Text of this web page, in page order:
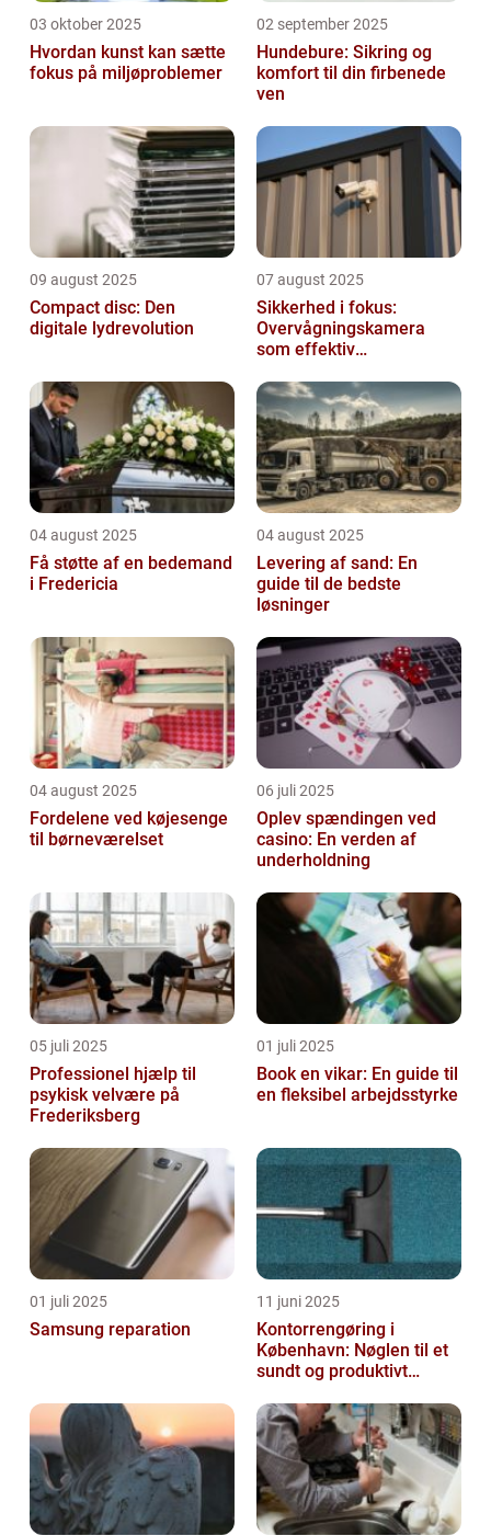
03 oktober 2025
Hvordan kunst kan sætte
fokus på miljøproblemer
02 september 2025
Hundebure: Sikring og
komfort til din firbenede
ven
09 august 2025
Compact disc: Den
digitale lydrevolution
07 august 2025
Sikkerhed i fokus:
Overvågningskamera
som effektiv
04 august 2025
Få støtte af en bedemand
i Fredericia
04 august 2025
Levering af sand: En
guide til de bedste
løsninger
04 august 2025
Fordelene ved køjesenge
til børneværelset
06 juli 2025
Oplev spændingen ved
casino: En verden af
underholdning
05 juli 2025
Professionel hjælp til
psykisk velvære på
Frederiksberg
01 juli 2025
Book en vikar: En guide til
en fleksibel arbejdsstyrke
01 juli 2025
Samsung reparation
11 juni 2025
Kontorrengøring i
København: Nøglen til et
sundt og produktivt